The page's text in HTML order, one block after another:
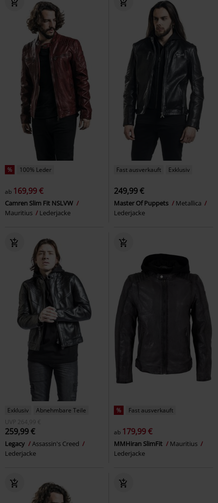
% 100% Leder
ab 169,99 €
Camren Slim Fit NSLVW
Mauritius
Lederjacke
Fast ausverkauft Exklusiv
249,99 €
Master Of Puppets
Metallica
Lederjacke
Exklusiv
Abnehmbare Teile
UVP
264,99 €
259,99 €
Legacy
Assassin's Creed
Lederjacke
% Fast ausverkauft
ab 179,99 €
MMHiran SlimFit
Mauritius
Lederjacke